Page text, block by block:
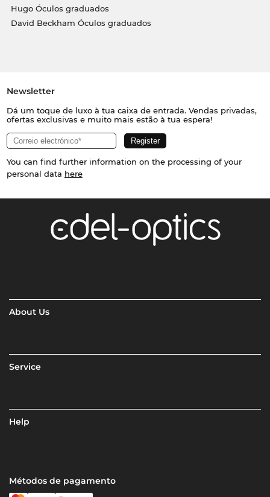
Hugo Óculos graduados
David Beckham Óculos graduados
Newsletter
Dá um toque de luxo à tua caixa de entrada. Vendas privadas,
ofertas exclusivas e muito mais estão à tua espera!
You can find further information on the processing of your
personal data here
About Us
Service
Help
Métodos de pagamento